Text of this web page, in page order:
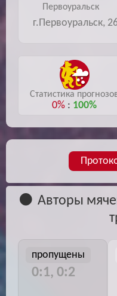
Первоуральск
г.Первоуральск,
Статистика
0% : 100%
Авторы
пропущены
0:1, 0:2